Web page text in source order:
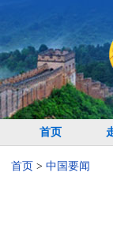
首页
首页 > 中国要闻